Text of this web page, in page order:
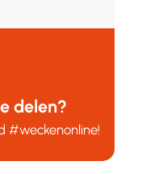
delen?
#weckenonline!